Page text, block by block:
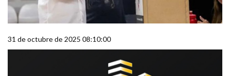
31 de octubre de 2025 08:10:00